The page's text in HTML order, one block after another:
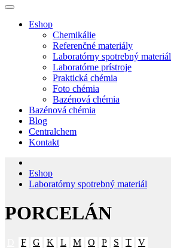
Eshop
Chemikálie
Referenčné materiály
Laboratórny spotrebný materiál
Laboratórne prístroje
Praktická chémia
Foto chémia
Bazénová chémia
Bazénová chémia
Blog
Centralchem
Kontakt
Eshop
Laboratórny spotrebný materiál
PORCELÁN
F G K L M O P S T V